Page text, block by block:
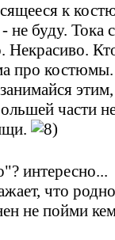
к
буду. Тока
про
части
интересно...
что
не пойми